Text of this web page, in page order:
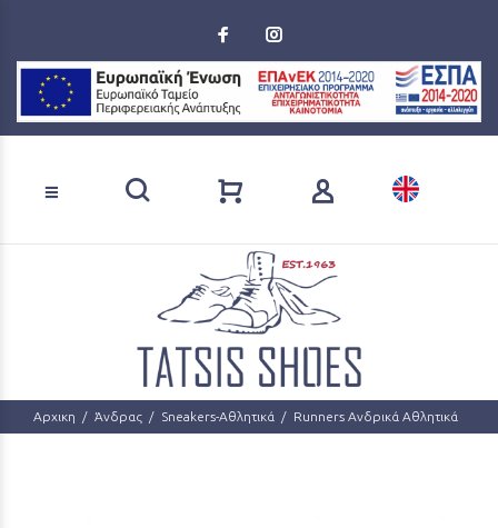
Αρχικη Άνδρας Sneakers-Αθλητικά Runners Ανδρικά Αθλητικά